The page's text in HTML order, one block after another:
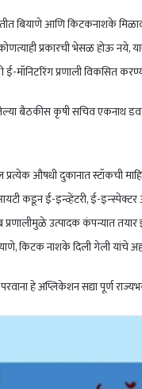
बियाणे आणि किटकनाशके
प्रकारची भेसळ होऊ नये,
मॉनिटरिंग प्रणाली विकसित
बैठकीस कृषी सचिव
प्रत्येक औषधी दुकानात स्टॉकची
कडून ई-इन्व्हेंटरी, ई-
उत्पादक कंपन्यात तयार
किटक नाशके दिली गेली यांचे
हे अप्लिकेशन सद्या पूर्ण